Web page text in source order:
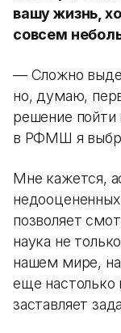
вашу жизнь,
совсем
— Сложно
но, думаю,
решение
в РФМШ я
Мне кажется,
позволяет
наука не
нашем мире,
еще настолько
заставляет